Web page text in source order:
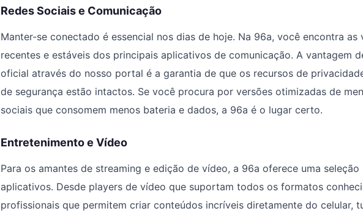
Redes Sociais e Comunicação
Manter-se conectado é essencial nos dias de hoje. Na 96a, você encontra as
recentes e estáveis dos principais aplicativos de comunicação. A vantagem
oficial através do nosso portal é a garantia de que os recursos de
de segurança estão intactos. Se você procura por versões otimizadas de
sociais que consomem menos bateria e dados, a 96a é o lugar certo.
Entretenimento e Vídeo
Para os amantes de streaming e edição de vídeo, a 96a oferece uma
aplicativos. Desde players de vídeo que suportam todos os formatos
profissionais que permitem criar conteúdos incríveis diretamente do celular,